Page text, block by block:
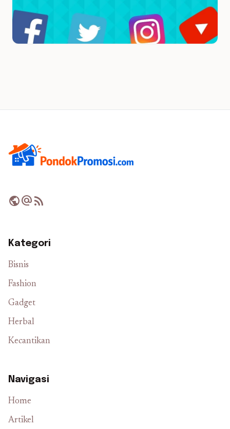
publicalternate_emailrss_feed
Kategori
Bisnis
Fashion
Gadget
Herbal
Kecantikan
Navigasi
Home
Artikel